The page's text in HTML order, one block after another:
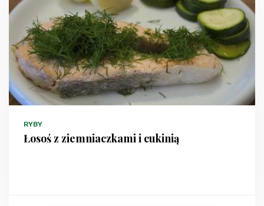
RYBY
Łosoś z ziemniaczkami i cukinią